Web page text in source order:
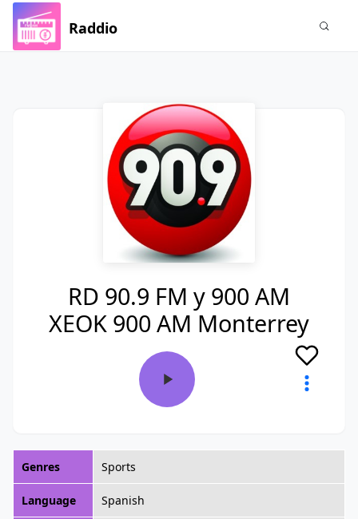
Raddio
RD 90.9 FM y 900 AM
XEOK 900 AM Monterrey
Genres Sports
Language Spanish